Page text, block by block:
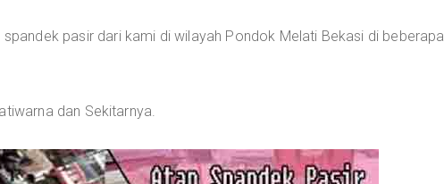
pasir dari kami di wilayah Pondok Melati Bekasi di beberapa
dan Sekitarnya.